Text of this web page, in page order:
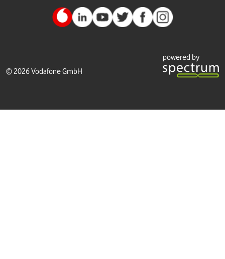
© 2026 Vodafone GmbH
powered by